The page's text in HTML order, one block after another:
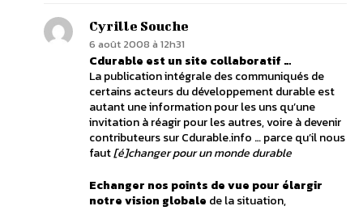
Cyrille Souche
6 août 2008 à 12h31
Cdurable est un site collaboratif …
La publication intégrale des communiqués de
certains acteurs du développement durable est
autant une information pour les uns qu’une
invitation à réagir pour les autres, voire à devenir
contributeurs sur Cdurable.info … parce qu’il nous
faut[é]changer pour un monde durable
Echanger nos points de vue pour élargir
notre vision globale de la situation,